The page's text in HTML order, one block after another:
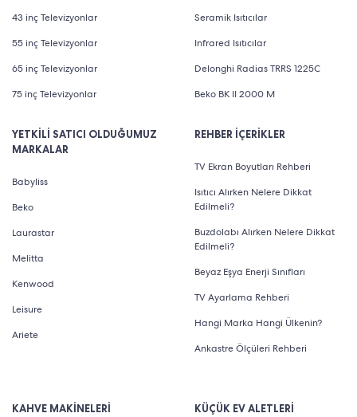
43 inç Televizyonlar
55 inç Televizyonlar
65 inç Televizyonlar
75 inç Televizyonlar
YETKİLİ SATICI OLDUĞUMUZ
MARKALAR
Babyliss
Beko
Laurastar
Melitta
Kenwood
Leisure
Ariete
Seramik Isıtıcılar
Infrared Isıtıcılar
Delonghi Radias TRRS 1225C
Beko BK II 2000 M
REHBER İÇERİKLER
TV Ekran Boyutları Rehberi
Isıtıcı Alırken Nelere Dikkat
Edilmeli?
Buzdolabı Alırken Nelere Dikkat
Edilmeli?
Beyaz Eşya Enerji Sınıfları
TV Ayarlama Rehberi
Hangi Marka Hangi Ülkenin?
Ankastre Ölçüleri Rehberi
KAHVE MAKİNELERİ KÜÇÜK EV ALETLERİ